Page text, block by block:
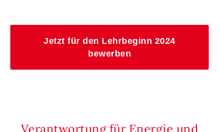
Jetzt für den Lehrbeginn 2024
bewerben
Verantwortung für Energie und